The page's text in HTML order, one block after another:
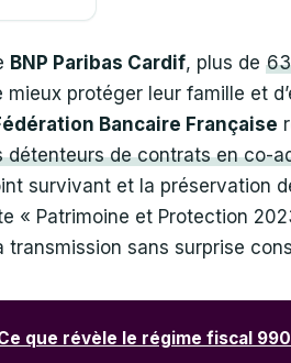
BNP Paribas Cardif, plus de
mieux protéger leur famille et
Bancaire Française
détenteurs de contrats en co-
survivant et la préservation
« Patrimoine et Protection
sans surprise
que révèle le régime fiscal